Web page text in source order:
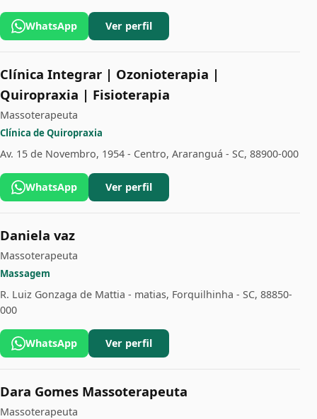
WhatsApp Ver perfil
Clínica Integrar | Ozonioterapia |
Quiropraxia | Fisioterapia
Massoterapeuta
Clínica de Quiropraxia
Av. 15 de Novembro, 1954 - Centro, Araranguá - SC, 88900-000
WhatsApp Ver perfil
Daniela vaz
Massoterapeuta
Massagem
R. Luiz Gonzaga de Mattia - matias, Forquilhinha - SC, 88850-
000
WhatsApp Ver perfil
Dara Gomes Massoterapeuta
Massoterapeuta